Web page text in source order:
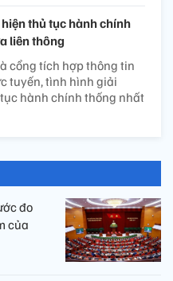
thủ tục hành chính
liên thông
cổng tích hợp thông tin
tuyến, tình hình giải
hành chính thống nhất
đo
của